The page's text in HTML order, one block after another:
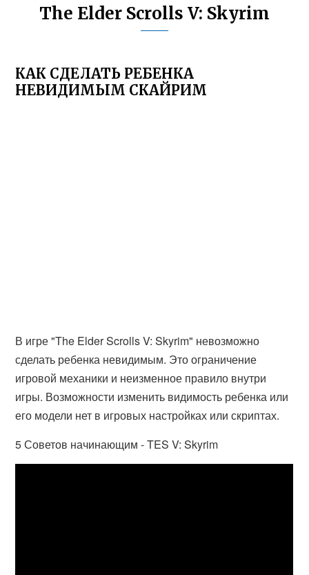
The Elder Scrolls V: Skyrim
КАК СДЕЛАТЬ РЕБЕНКА
НЕВИДИМЫМ СКАЙРИМ
В игре "The Elder Scrolls V: Skyrim" невозможно
сделать ребенка невидимым. Это ограничение
игровой механики и неизменное правило внутри
игры. Возможности изменить видимость ребенка или
его модели нет в игровых настройках или скриптах.
5 Советов начинающим - TES V: Skyrim